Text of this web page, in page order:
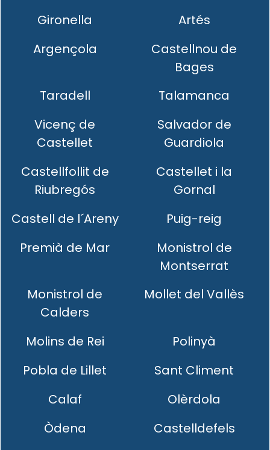
Gironella
Artés
Argençola
Castellnou de
Bages
Taradell
Talamanca
Vicenç de
Castellet
Salvador de
Guardiola
Castellfollit de
Riubregós
Castellet i la
Gornal
Castell de l´Areny
Puig-reig
Premià de Mar
Monistrol de
Montserrat
Monistrol de
Calders
Mollet del Vallès
Molins de Rei
Polinyà
Pobla de Lillet
Sant Climent
Calaf
Olèrdola
Òdena
Castelldefels